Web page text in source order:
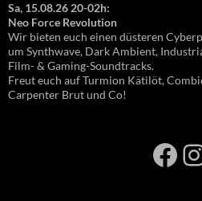
Sa, 15.08.26 20-02h:
Neo Force Revolution
Wir bieten euch einen düsteren
um Synthwave, Dark Ambient,
Film- & Gaming-Soundtracks.
Freut euch auf Turmion Kätilöt,
Carpenter Brut und Co!